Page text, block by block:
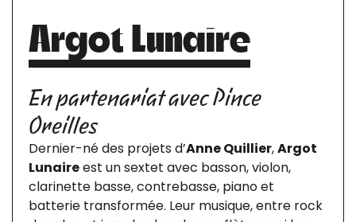
Argot Lunaire
En partenariat avec Pince
Oreilles
Dernier-né des projets d’Anne Quillier,Argot
Lunaireest un sextet avec basson, violon,
clarinette basse, contrebasse, piano et
batterie transformée. Leur musique, entre rock